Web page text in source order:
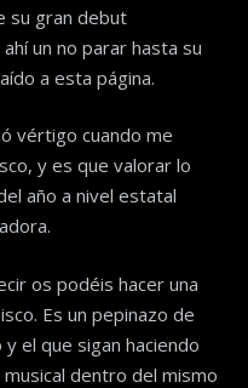
su gran debut
un no parar hasta su
a esta página.
vértigo cuando me
y es que valorar lo
año a nivel estatal
os podéis hacer una
Es un pepinazo de
el que sigan haciendo
dentro del mismo